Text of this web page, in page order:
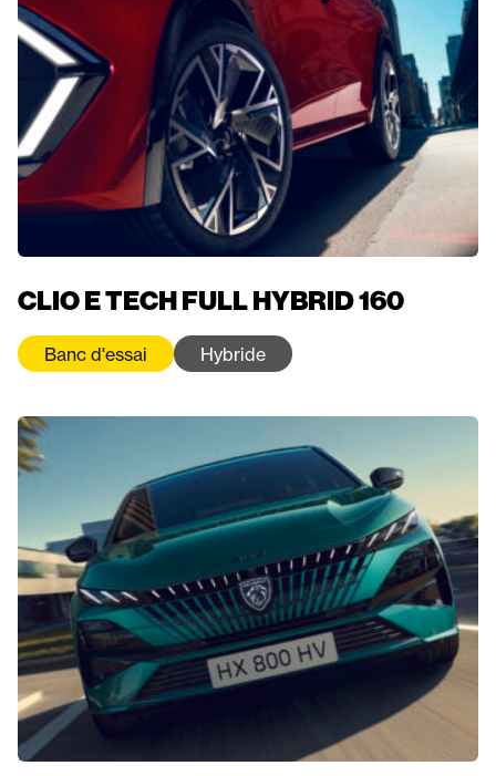
CLIO E TECH FULL HYBRID 160
Banc d'essai Hybride